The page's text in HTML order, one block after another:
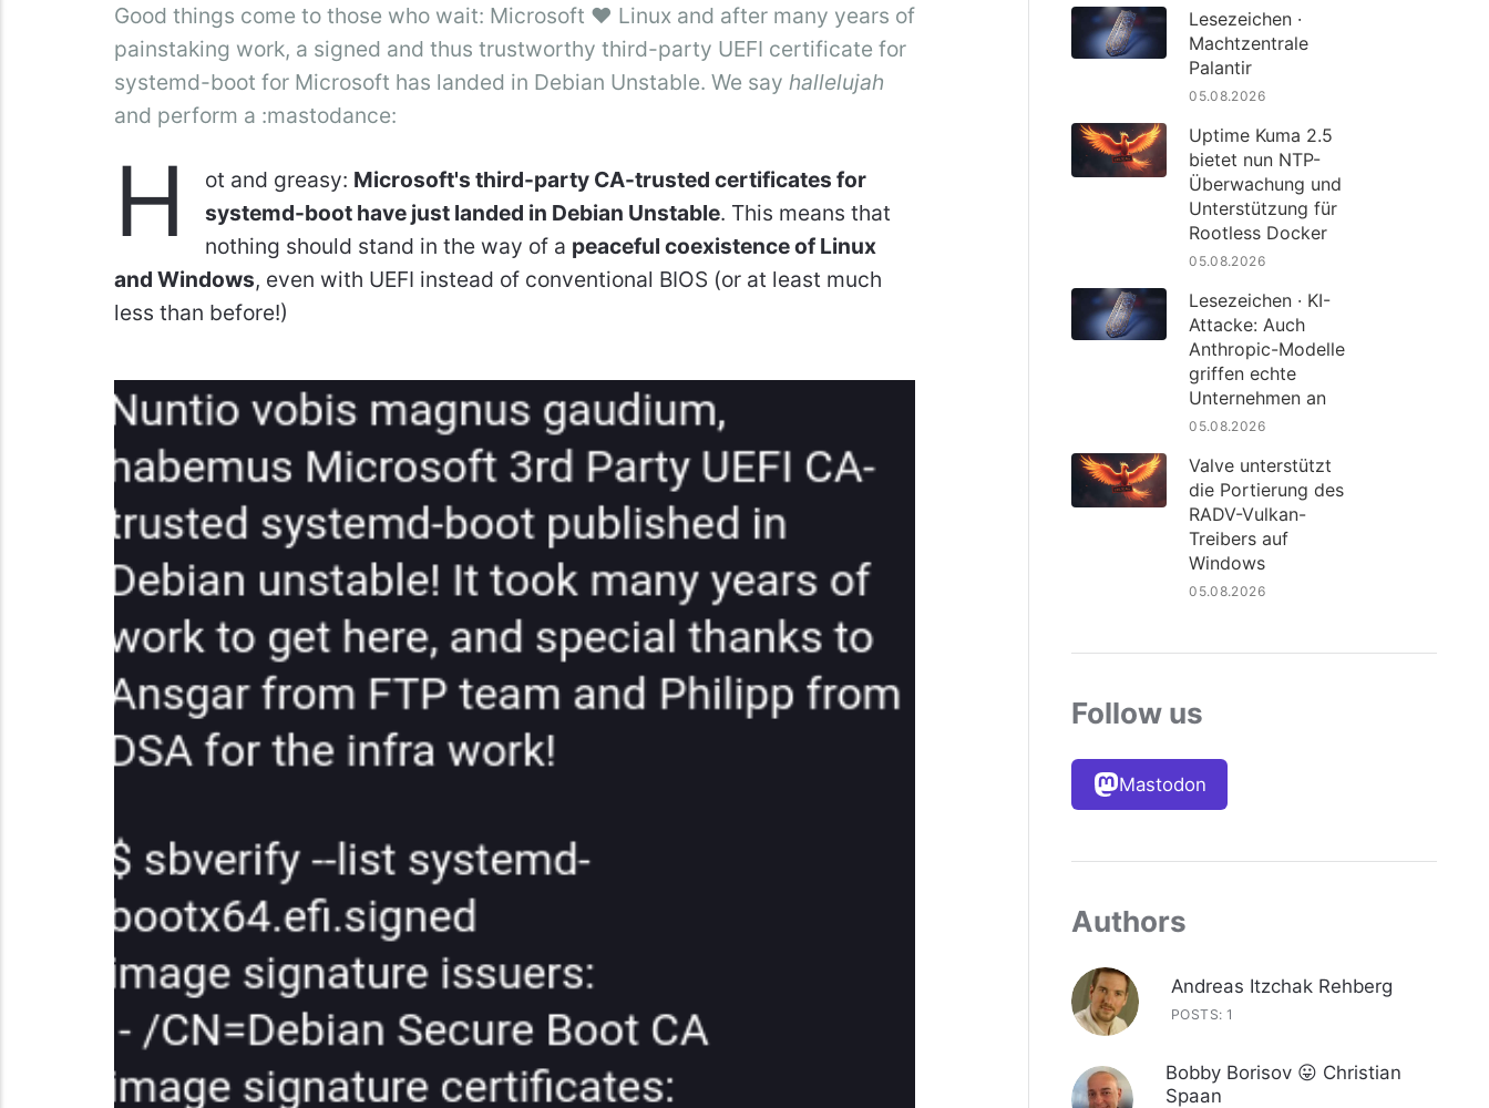
Good things come to those who wait: Microsoft ❤️ Linux and after many years of
painstaking work, a signed and thus trustworthy third-party UEFI certificate for
systemd-boot for Microsoft has landed in Debian Unstable. We say hallelujah
and perform a :mastodance:
H ot and greasy: Microsoft's third-party CA-trusted certificates for
systemd-boot have just landed in Debian Unstable. This means that
nothing should stand in the way of a peaceful coexistence of Linux
and Windows, even with UEFI instead of conventional BIOS (or at least much
less than before!)
Lesezeichen ·
Machtzentrale
Palantir
05.08.2026
Uptime Kuma 2.5
bietet nun NTP-
Überwachung und
Unterstützung für
Rootless Docker
05.08.2026
Lesezeichen · KI-
Attacke: Auch
Anthropic-Modelle
griffen echte
Unternehmen an
05.08.2026
Valve unterstützt
die Portierung des
RADV-Vulkan-
Treibers auf
Windows
05.08.2026
Follow us
Mastodon
Authors
Andreas Itzchak Rehberg
POSTS: 1
Bobby Borisov 😛 Christian
Spaan